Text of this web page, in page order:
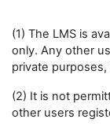
(1) The LMS is
only. Any other
private
(2) It is not
other users